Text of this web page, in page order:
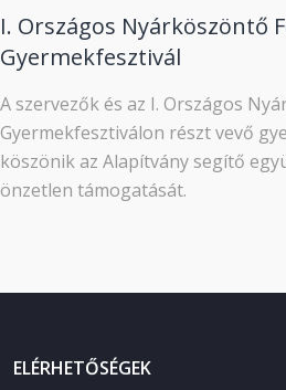
I. Országos Nyárköszöntő
Gyermekfesztivál
A szervezők és az I. Országos
Gyermekfesztiválon részt vevő
köszönik az Alapítvány segítő
önzetlen támogatását.
ELÉRHETŐSÉGEK